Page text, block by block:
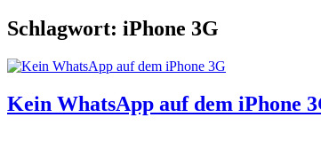
Schlagwort: iPhone 3G
Kein WhatsApp auf dem iPhone